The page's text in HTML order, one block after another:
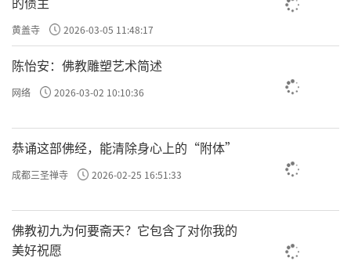
黄盖寺 2026-03-05 11:48:17
陈怡安：佛教雕塑艺术简述
网络 2026-03-02 10:10:36
恭诵这部佛经，能清除身心上的“附体”
成都三圣禅寺 2026-02-25 16:51:33
佛教初九为何要斋天？它包含了对你我的
美好祝愿